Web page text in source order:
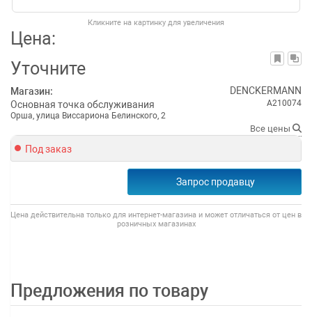
Кликните на картинку для увеличения
Цена:
Уточните
Магазин:
Основная точка обслуживания
Орша, улица Виссариона Белинского, 2
DENCKERMANN
A210074
Все цены
Под заказ
Запрос продавцу
Цена действительна только для интернет-магазина и может отличаться от цен в
розничных магазинах
Предложения по товару